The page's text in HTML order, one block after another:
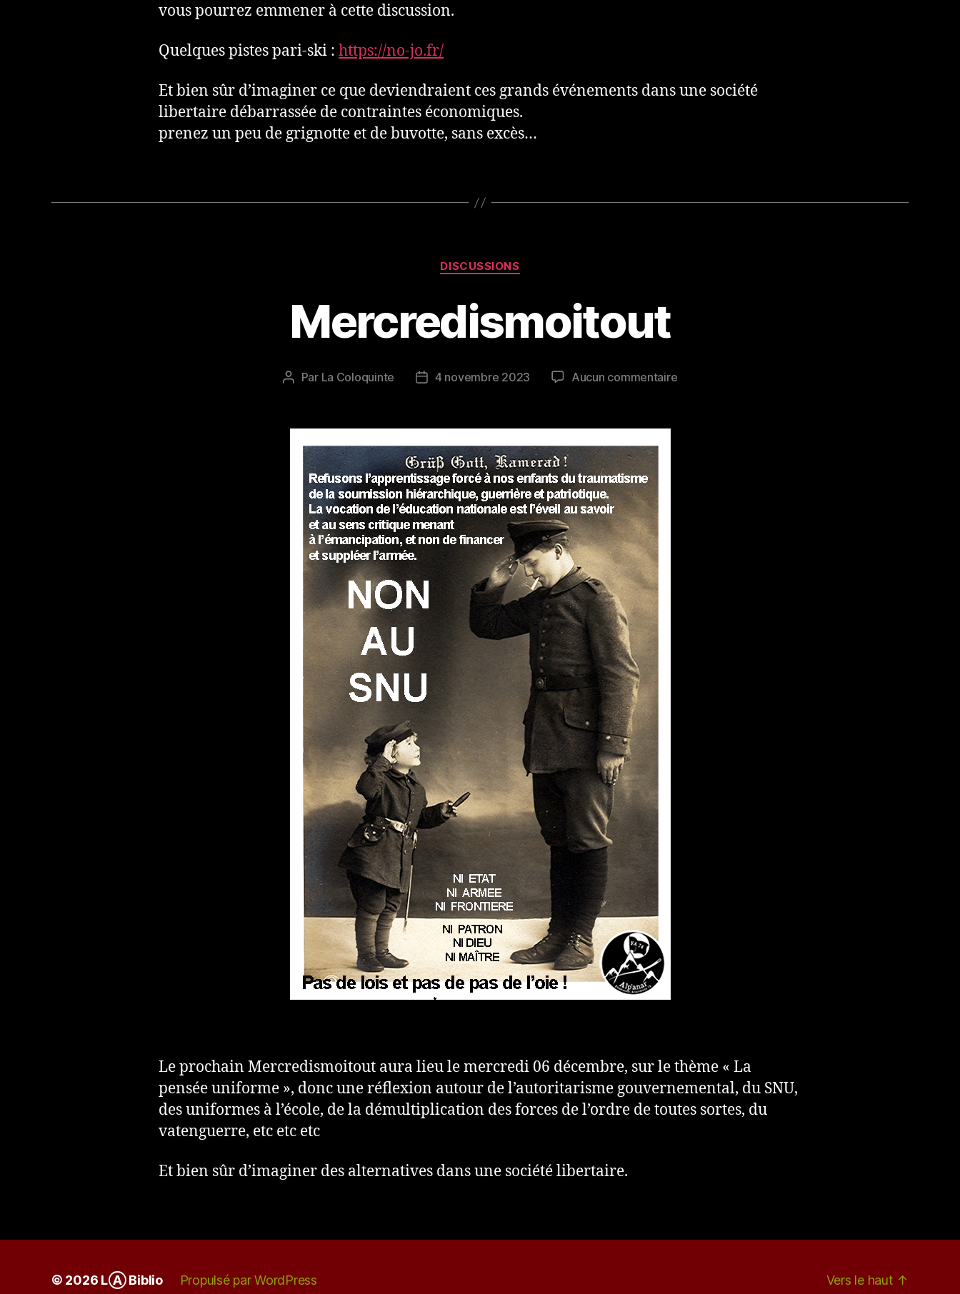
vous pourrez emmener à cette discussion.
Quelques pistes pari-ski : https://no-jo.fr/
Et bien sûr d’imaginer ce que deviendraient ces grands événements dans une société
libertaire débarrassée de contraintes économiques.
prenez un peu de grignotte et de buvotte, sans excès…
Catégories
DISCUSSIONS
Mercredismoitout
Auteur
Par La Coloquinte
Date4 novembre 2023 Aucun commentairesur
Le prochain Mercredismoitout aura lieu le mercredi 06 décembre, sur le thème « La
pensée uniforme », donc une réflexion autour de l’autoritarisme gouvernemental, du SNU,
des uniformes à l’école, de la démultiplication des forces de l’ordre de toutes sortes, du
vatenguerre, etc etc etc
Et bien sûr d’imaginer des alternatives dans une société libertaire.
© 2026 LⒶ Biblio Propulsé par WordPress Vers le haut ↑